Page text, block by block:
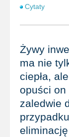
Cytaty
Żywy
ma nie
ciepła,
opuści on
zaledwie